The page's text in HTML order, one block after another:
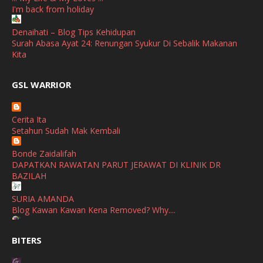
September
April
(1)
January
November
October
September
August
July
June
I'm back from holiday
Denaihati – Blog Tips Kehidupan
Surah Abasa Ayat 24: Renungan Syukur Di Sebalik Makanan
Kita
Watsons Get Active Carnival 2026 Meriahkan Stadium Merdeka
SHALIMAR YUSOF
Selamat Maju Jaya Untuk Puan Intan
Show All
GSL WARRIOR
Cerita Ita
Setahun Sudah Mak Kembali
Bonde Zaidalifah
DAPATKAN RAWATAN PARUT JERAWAT DI KLINIK DR
BAZILAH
SURIA AMANDA
Blog Kawan Kawan Kena Removed? Why....
Huawei Pura 90s Series & Huawei Freeclip 2 S Now Available
BITERS